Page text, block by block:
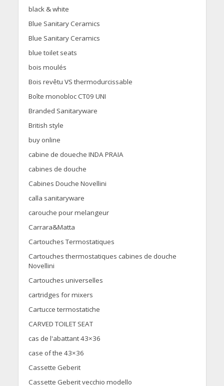
black & white
Blue Sanitary Ceramics
Blue Sanitary Ceramics
blue toilet seats
bois moulés
Bois revêtu VS thermodurcissable
Boîte monobloc CT09 UNI
Branded Sanitaryware
British style
buy online
cabine de doueche INDA PRAIA
cabines de douche
Cabines Douche Novellini
calla sanitaryware
carouche pour melangeur
Carrara&Matta
Cartouches Termostatiques
Cartouches thermostatiques cabines de douche
Novellini
Cartouches universelles
cartridges for mixers
Cartucce termostatiche
CARVED TOILET SEAT
cas de l'abattant 43×36
case of the 43×36
Cassette Geberit
Cassette Geberit vecchio modello